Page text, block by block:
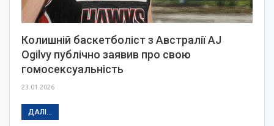
Колишній баскетболіст з Австралії AJ
Ogilvy публічно заявив про свою
гомосексуальність
23.01.2026
ДАЛІ...